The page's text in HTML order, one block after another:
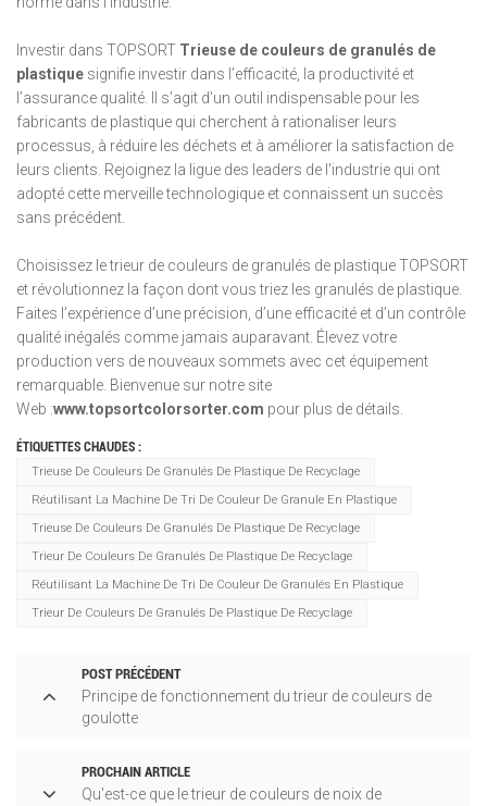
Investir dans TOPSORT Trieuse de couleurs de granulés de
plastique signifie investir dans l’efficacité, la productivité et
l’assurance qualité. Il s'agit d'un outil indispensable pour les
fabricants de plastique qui cherchent à rationaliser leurs
processus, à réduire les déchets et à améliorer la satisfaction de
leurs clients. Rejoignez la ligue des leaders de l'industrie qui ont
adopté cette merveille technologique et connaissent un succès
sans précédent.
Choisissez le trieur de couleurs de granulés de plastique TOPSORT
et révolutionnez la façon dont vous triez les granulés de plastique.
Faites l’expérience d’une précision, d’une efficacité et d’un contrôle
qualité inégalés comme jamais auparavant. Élevez votre
production vers de nouveaux sommets avec cet équipement
remarquable. Bienvenue sur notre site
Web :www.topsortcolorsorter.com pour plus de détails.
ÉTIQUETTES CHAUDES :
Trieuse De Couleurs De Granulés De Plastique De Recyclage
Réutilisant La Machine De Tri De Couleur De Granule En Plastique
Trieuse De Couleurs De Granulés De Plastique De Recyclage
Trieur De Couleurs De Granulés De Plastique De Recyclage
Réutilisant La Machine De Tri De Couleur De Granulés En Plastique
Trieur De Couleurs De Granulés De Plastique De Recyclage
POST PRÉCÉDENT
Principe de fonctionnement du trieur de couleurs de
goulotte
PROCHAIN ARTICLE
Qu'est-ce que le trieur de couleurs de noix de